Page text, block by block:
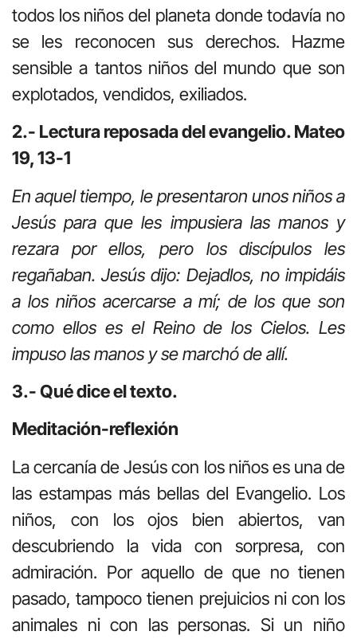
todos los niños del planeta donde todavía no
se les reconocen sus derechos. Hazme
sensible a tantos niños del mundo que son
explotados, vendidos, exiliados.
2.- Lectura reposada del evangelio. Mateo
19, 13-1
En aquel tiempo, le presentaron unos niños a
Jesús para que les impusiera las manos y
rezara por ellos, pero los discípulos les
regañaban. Jesús dijo: Dejadlos, no impidáis
a los niños acercarse a mí; de los que son
como ellos es el Reino de los Cielos. Les
impuso las manos y se marchó de allí.
3.- Qué dice el texto.
Meditación-reflexión
La cercanía de Jesús con los niños es una de
las estampas más bellas del Evangelio. Los
niños, con los ojos bien abiertos, van
descubriendo la vida con sorpresa, con
admiración. Por aquello de que no tienen
pasado, tampoco tienen prejuicios ni con los
animales ni con las personas. Si un niño